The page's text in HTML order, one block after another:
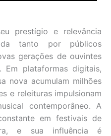
prestígio e relevância
tanto por públicos
gerações de ouvintes
Em plataformas digitais,
nova acumulam milhões
e releituras impulsionam
contemporâneo. A
em festivais de
e sua influência é